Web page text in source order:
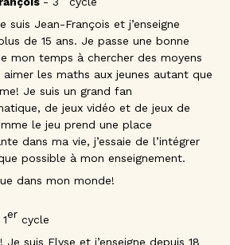
suis Jean-François et j’enseigne
de 15 ans. Je passe une bonne
mon temps à chercher des moyens
les maths aux jeunes autant que
Je suis un grand fan
de jeux vidéo et de jeux de
le jeu prend une place
dans ma vie, j’essaie de l’intégrer
possible à mon enseignement.
dans mon monde!
er cycle
Je suis Elyse et j’enseigne depuis 18